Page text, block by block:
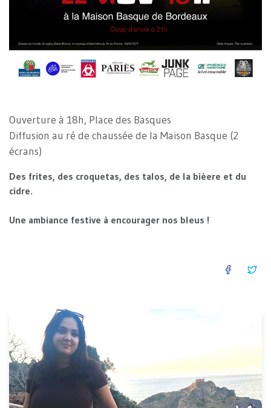
Ouverture à 18h, Place des Basques
Diffusion au ré de chaussée de la Maison Basque (2
écrans)
Des frites, des croquetas, des talos, de la bièere et du
cidre.
Une ambiance festive à encourager nos bleus !